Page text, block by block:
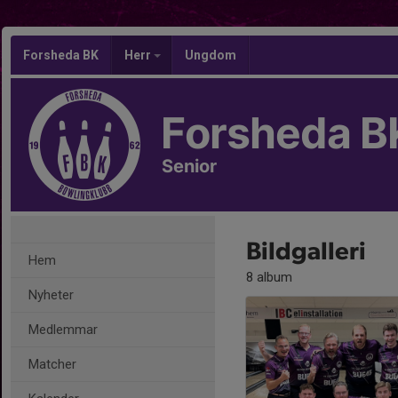
Forsheda BK Herr Ungdom
Forsheda
Senior
Hem
Nyheter
Medlemmar
Matcher
Bildgalleri
8 album